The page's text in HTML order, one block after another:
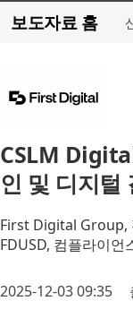
보도자료 홈
CSLM
인 및 디지털
First Digital Group,
FDUSD, 컴플라이
2025-12-03 09:35